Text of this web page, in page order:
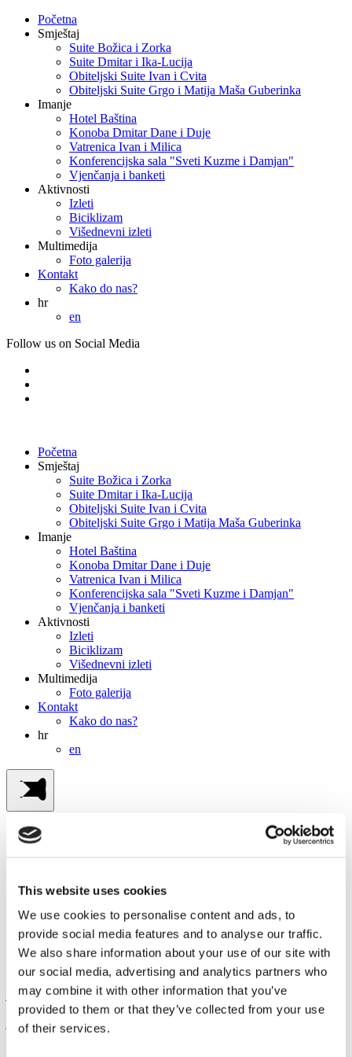
This website uses cookies
We use cookies to personalise content and ads, to
provide social media features and to analyse our traffic.
We also share information about your use of our site with
our social media, advertising and analytics partners who
may combine it with other information that you’ve
provided to them or that they’ve collected from your use
of their services.
Početna
Smještaj
Suite Božica i Zorka
Suite Dmitar i Ika-Lucija
Obiteljski Suite Ivan i Cvita
Obiteljski Suite Grgo i Matija Maša Guberinka
Imanje
Hotel Baština
Konoba Dmitar Dane i Duje
Vatrenica Ivan i Milica
Konferencijska sala "Sveti Kuzme i Damjan"
Vjenčanja i banketi
Aktivnosti
Izleti
Biciklizam
Višednevni izleti
Multimedija
Foto galerija
Kontakt
Kako do nas?
hr
en
Follow us on Social Media
Početna
Smještaj
Suite Božica i Zorka
Suite Dmitar i Ika-Lucija
Obiteljski Suite Ivan i Cvita
Obiteljski Suite Grgo i Matija Maša Guberinka
Imanje
Hotel Baština
Konoba Dmitar Dane i Duje
Vatrenica Ivan i Milica
Konferencijska sala "Sveti Kuzme i Damjan"
Vjenčanja i banketi
Aktivnosti
Izleti
Biciklizam
Višednevni izleti
Multimedija
Foto galerija
Kontakt
Kako do nas?
hr
en
Biciklistička tura do najvećeg
rezervata
Početna stranica ExperiencesBiciklizam Biciklistička tura do
najvećeg hrvatskog jezera i ornitološkog rezervata
Isprobajte svoje mogućnosti na izletima do najvećeg slatkovodnog
jezera u Hrvatskoj, na samo korak od mora - Parka prirode i
ornitološkog rezervata u kojem živi više od 250 vrsta ptica i uvršten
je u Ramsarsku konvenciju na popis zaštićenih svjetskih močvara.